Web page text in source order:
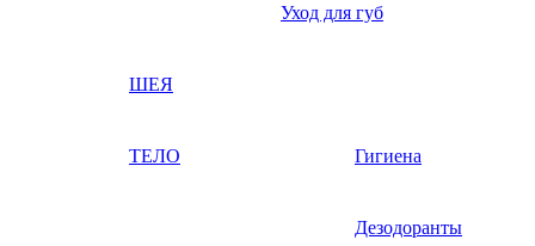
Уход для губ
ШЕЯ
ТЕЛО Гигиена
Дезодоранты